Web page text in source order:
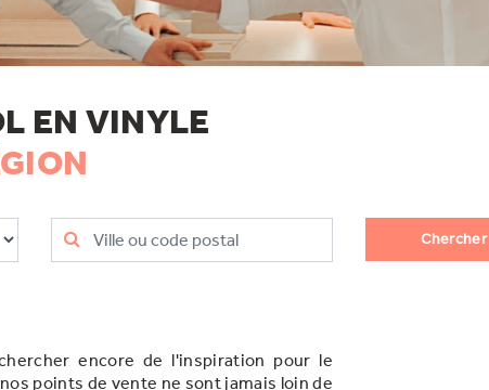
EN VINYLE
Chercher
encore de l'inspiration pour le
points de vente ne sont jamais loin de